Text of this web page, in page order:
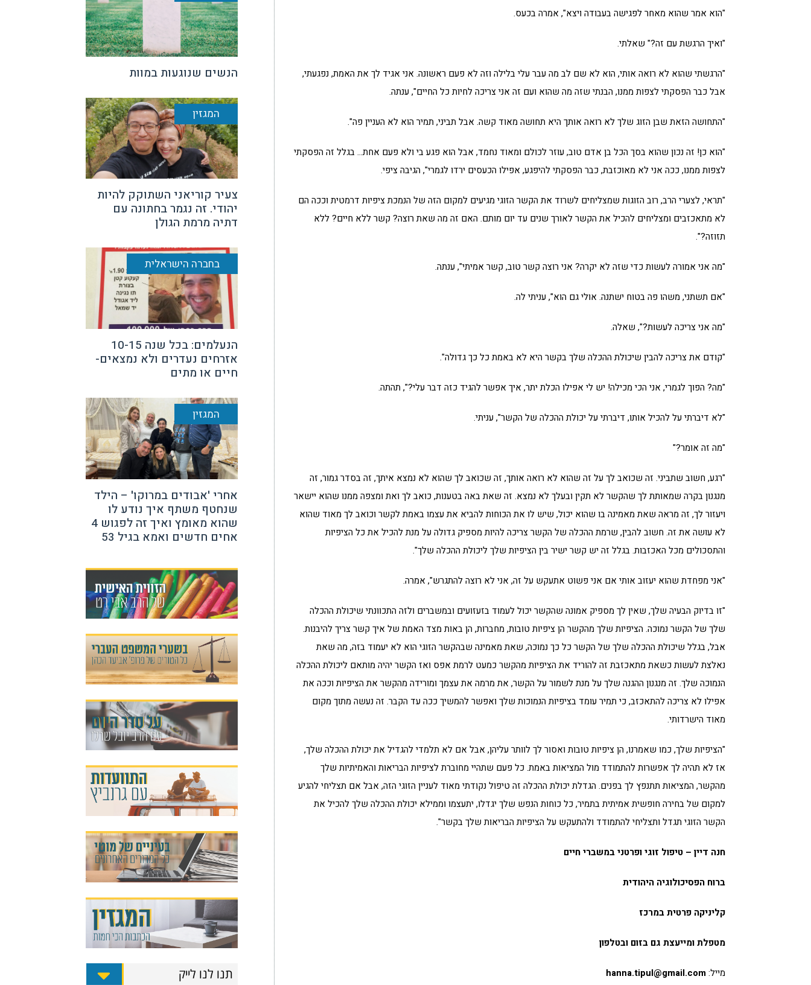
"הוא אמר שהוא מאחר לפגישה בעבודה ויצא", אמרה בכעס.
"ואיך הרגשת עם זה?" שאלתי.
"הרגשתי שהוא לא רואה אותי, הוא לא שם לב מה עבר עלי בלילה וזה לא פעם ראשונה. אני אגיד לך את האמת, נפגעתי,
אבל כבר הפסקתי לצפות ממנו, הבנתי שזה מה שהוא ועם זה אני צריכה לחיות כל החיים", ענתה.
"התחושה הזאת שבן הזוג שלך לא רואה אותך היא תחושה מאוד קשה. אבל תביני, תמיר הוא לא העניין פה".
"הוא כן! זה נכון שהוא בסך הכל בן אדם טוב, עוזר לכולם ומאוד נחמד, אבל הוא פגע בי ולא פעם אחת… בגלל זה הפסקתי
לצפות ממנו, ככה אני לא מאוכזבת, כבר הפסקתי להיפגע, אפילו הכעסים ירדו לגמרי", הגיבה ציפי.
"תראי, לצערי הרב, רוב הזוגות שמצליחים לשרוד את הקשר הזוגי מגיעים למקום הזה של הנמכת ציפיות דרמטית וככה הם
לא מתאכזבים ומצליחים להכיל את הקשר לאורך שנים עד יום מותם. האם זה מה שאת רוצה? קשר ללא חיים? ללא
תזוזה?".
"מה אני אמורה לעשות כדי שזה לא יקרה? אני רוצה קשר טוב, קשר אמיתי", ענתה.
"אם תשתני, משהו פה בטוח ישתנה. אולי גם הוא", עניתי לה.
"מה אני צריכה לעשות?", שאלה.
"קודם את צריכה להבין שיכולת ההכלה שלך בקשר היא לא באמת כל כך גדולה".
"מה? הפוך לגמרי, אני הכי מכילה! יש לי אפילו הכלת יתר, איך אפשר להגיד כזה דבר עלי?", תהתה.
"לא דיברתי על להכיל אותו, דיברתי על יכולת ההכלה של הקשר", עניתי.
"מה זה אומר?"
"רגע, חשוב שתביני. זה שכואב לך על זה שהוא לא רואה אותך, זה שכואב לך שהוא לא נמצא איתך, זה בסדר גמור, זה
מנגנון בקרה שמאותת לך שהקשר לא תקין ובעלך לא נמצא. זה שאת באה בטענות, כואב לך ואת ומצפה ממנו שהוא יישאר
ויעזור לך, זה מראה שאת מאמינה בו שהוא יכול, שיש לו את הכוחות להביא את עצמו באמת לקשר וכואב לך מאוד שהוא
לא עושה את זה. חשוב להבין, שרמת ההכלה של הקשר צריכה להיות מספיק גדולה על מנת להכיל את כל הציפיות
והתסכולים מכל האכזבות. בגלל זה יש קשר ישיר בין הציפיות שלך ליכולת ההכלה שלך".
"אני מפחדת שהוא יעזוב אותי אם אני פשוט אתעקש על זה, אני לא רוצה להתגרש", אמרה.
"זו בדיוק הבעיה שלך, שאין לך מספיק אמונה שהקשר יכול לעמוד בזעזועים ובמשברים ולזה התכוונתי שיכולת ההכלה
שלך של הקשר נמוכה. הציפיות שלך מהקשר הן ציפיות טובות, מחברות, הן באות מצד האמת של איך קשר צריך להיבנות.
אבל, בגלל שיכולת ההכלה שלך של הקשר כל כך נמוכה, שאת מאמינה שבהקשר הזוגי הוא לא יעמוד בזה, מה שאת
נאלצת לעשות כשאת מתאכזבת זה להוריד את הציפיות מהקשר כמעט לרמת אפס ואז הקשר יהיה מותאם ליכולת ההכלה
הנמוכה שלך. זה מנגנון ההגנה שלך על מנת לשמור על הקשר, את מרמה את עצמך ומורידה מהקשר את הציפיות וככה את
אפילו לא צריכה להתאכזב, כי תמיר עומד בציפיות הנמוכות שלך ואפשר להמשיך ככה עד הקבר. זה נעשה מתוך מקום
מאוד הישרדותי.
"הציפיות שלך, כמו שאמרנו, הן ציפיות טובות ואסור לך לוותר עליהן, אבל אם לא תלמדי להגדיל את יכולת ההכלה שלך,
אז לא תהיה לך אפשרות להתמודד מול המציאות באמת. כל פעם שתהיי מחוברת לציפיות הבריאות והאמיתיות שלך
מהקשר, המציאות תתנפץ לך בפנים. הגדלת יכולת ההכלה זה טיפול נקודתי מאוד לעניין הזוגי הזה, אבל אם תצליחי להגיע
למקום של בחירה חופשית אמיתית בתמיר, כל כוחות הנפש שלך יגדלו, יתעצמו וממילא יכולת ההכלה שלך להכיל את
הקשר הזוגי תגדל ותצליחי להתמודד ולהתעקש על הציפיות הבריאות שלך בקשר".
חנה דיין – טיפול זוגי ופרטני במשברי חיים
ברוח הפסיכולוגיה היהודית
קליניקה פרטית במרכז
מטפלת ומייעצת גם בזום ובטלפון
מייל:hanna.tipul@gmail.com
הנשים שנוגעות במוות
המגזין
צעיר קוריאני השתוקק להיות
יהודי. זה נגמר בחתונה עם
דתיה מרמת הגולן
בחברה הישראלית
הנעלמים: בכל שנה 10-15
אזרחים נעדרים ולא נמצאים-
חיים או מתים
המגזין
אחרי 'אבודים במרוקו' – הילד
שנחטף משתף איך נודע לו
שהוא מאומץ ואיך זה לפגוש 4
אחים חדשים ואמא בגיל 53
תנו לנו לייק